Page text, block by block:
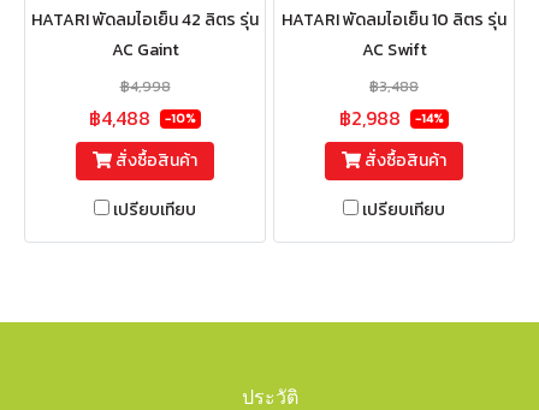
HATARI พัดลมไอเย็น 42 ลิตร รุ่น
AC Gaint
฿4,998
฿4,488 -10%
สั่งซื้อสินค้า
เปรียบเทียบ
HATARI พัดลมไอเย็น 10 ลิตร รุ่น
AC Swift
฿3,488
฿2,988 -14%
สั่งซื้อสินค้า
เปรียบเทียบ
ประวัติ